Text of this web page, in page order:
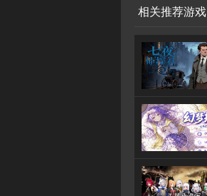
相关推荐游戏